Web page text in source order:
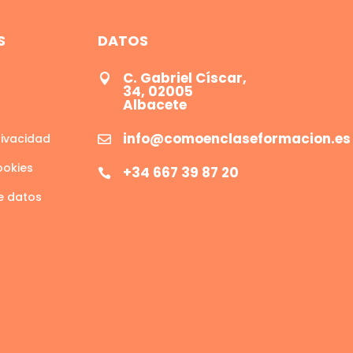
datos
DATOS
 C. Gabriel Císcar,
34, 02005
Albacete
 info@comoenclaseformacion.es
 +34 667 39 87 20